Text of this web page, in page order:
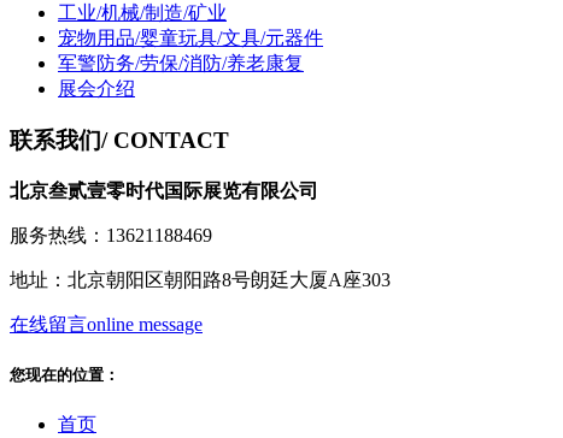
工业/机械/制造/矿业
宠物用品/婴童玩具/文具/元器件
军警防务/劳保/消防/养老康复
展会介绍
联系我们/ CONTACT
北京叁贰壹零时代国际展览有限公司
服务热线：13621188469
地址：北京朝阳区朝阳路8号朗廷大厦A座303
在线留言online message
您现在的位置：
首页